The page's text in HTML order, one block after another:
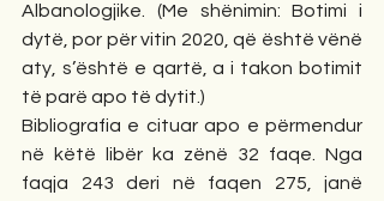
Albanologjike. (Me shënimin: Botimi i
dytë, por për vitin 2020, që është vënë
aty, s’është e qartë, a i takon botimit
të parë apo të dytit.)
Bibliografia e cituar apo e përmendur
në këtë libër ka zënë 32 faqe. Nga
faqja 243 deri në faqen 275, janë